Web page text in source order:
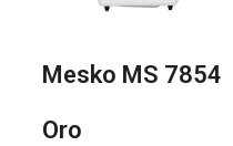
Mesko MS 7854
Oro